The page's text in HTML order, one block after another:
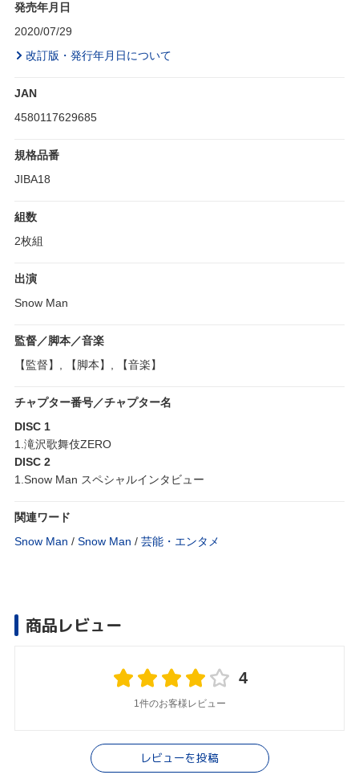
発売年月日
2020/07/29
改訂版・発行年月日について
JAN
4580117629685
規格品番
JIBA18
組数
2枚組
出演
Snow Man
監督／脚本／音楽
【監督】, 【脚本】, 【音楽】
チャプター番号／チャプター名
DISC 1
1.滝沢歌舞伎ZERO
DISC 2
1.Snow Man スペシャルインタビュー
関連ワード
Snow Man / Snow Man / 芸能・エンタメ
商品レビュー
4
1件のお客様レビュー
レビューを投稿